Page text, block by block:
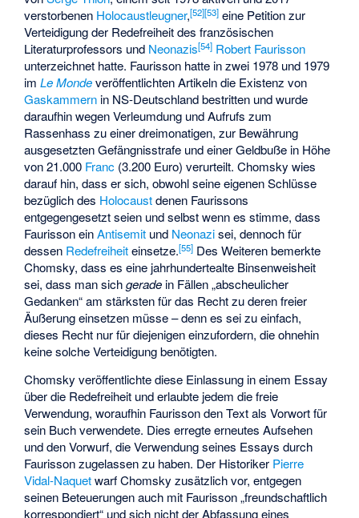
verstorbenen Holocaustleugner,[52][53] eine Petition zur
Verteidigung der Redefreiheit des französischen
Literaturprofessors und Neonazis[54] Robert Faurisson
unterzeichnet hatte. Faurisson hatte in zwei 1978 und 1979
imLe Mondeveröffentlichten Artikeln die Existenz von
Gaskammern in NS-Deutschland bestritten und wurde
daraufhin wegen Verleumdung und Aufrufs zum
Rassenhass zu einer dreimonatigen, zur Bewährung
ausgesetzten Gefängnisstrafe und einer Geldbuße in Höhe
von 21.000 Franc (3.200 Euro) verurteilt. Chomsky wies
darauf hin, dass er sich, obwohl seine eigenen Schlüsse
bezüglich des Holocaustdenen Faurissons
entgegengesetzt seien und selbst wenn es stimme, dass
Faurisson einAntisemit und Neonazisei, dennoch für
dessen Redefreiheiteinsetze.[55] Des Weiteren bemerkte
Chomsky, dass es eine jahrhundertealte Binsenweisheit
sei, dass man sichgerade in Fällen „abscheulicher
Gedanken“ am stärksten für das Recht zu deren freier
Äußerung einsetzen müsse – denn es sei zu einfach,
dieses Recht nur für diejenigen einzufordern, die ohnehin
keine solche Verteidigung benötigten.
Chomsky veröffentlichte diese Einlassung in einem Essay
über die Redefreiheit und erlaubte jedem die freie
Verwendung, woraufhin Faurisson den Text als Vorwort für
sein Buch verwendete. Dies erregte erneutes Aufsehen
und den Vorwurf, die Verwendung seines Essays durch
Faurisson zugelassen zu haben. Der Historiker Pierre
Vidal-Naquetwarf Chomsky zusätzlich vor, entgegen
seinen Beteuerungen auch mit Faurisson „freundschaftlich
korrespondiert“ und sich nicht der Abfassung eines